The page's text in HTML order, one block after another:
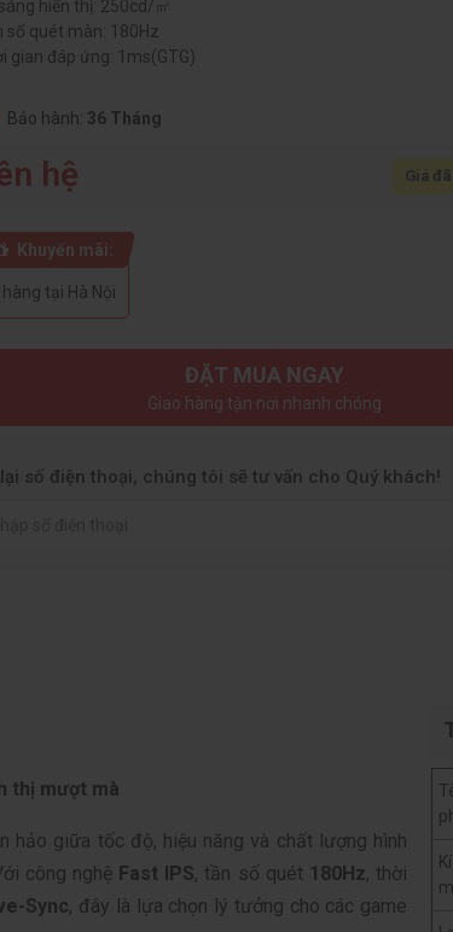
hiển thị: 250cd/㎡
số quét màn: 180Hz
gian đáp ứng: 1ms(GTG)
Bảo hành: 36 Tháng
hệ Giá
Khuyến mãi:
tại Hà Nội
ĐẶT MUA NGAY
Giao hàng tận nơi nhanh chóng
số điện thoại, chúng tôi sẽ tư vấn cho Quý khách!
thị mượt mà
hảo giữa tốc độ, hiệu năng và chất lượng hình
công nghệ Fast IPS, tần số quét 180Hz, thời
Sync, đây là lựa chọn lý tưởng cho các game